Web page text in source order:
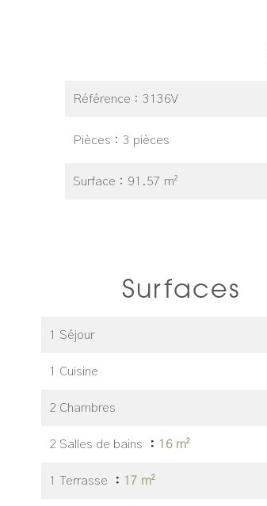
Référence 3136V
Pièces 3 pièces
Surface 91.57 m²
Surfaces
1 Séjour
1 Cuisine
2 Chambres
2 Salles de bains 16 m²
1 Terrasse 17 m²